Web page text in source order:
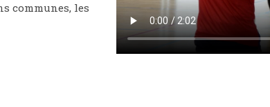
communes, les